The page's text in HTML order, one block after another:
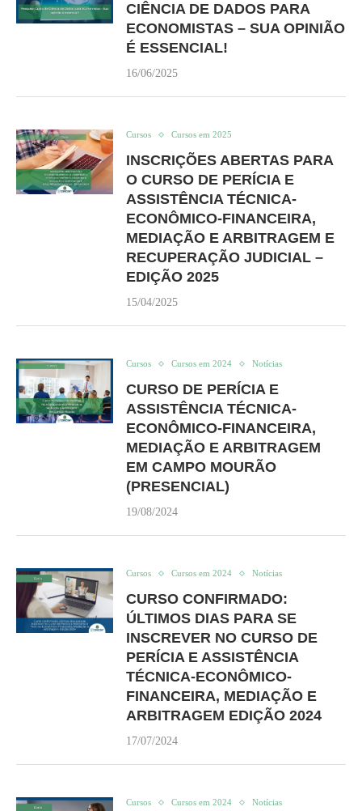
CIÊNCIA DE DADOS PARA
ECONOMISTAS – SUA OPINIÃO
É ESSENCIAL!
16/06/2025
Cursos Cursos em 2025
INSCRIÇÕES ABERTAS PARA
O CURSO DE PERÍCIA E
ASSISTÊNCIA TÉCNICA-
ECONÔMICO-FINANCEIRA,
MEDIAÇÃO E ARBITRAGEM E
RECUPERAÇÃO JUDICIAL –
EDIÇÃO 2025
15/04/2025
Cursos Cursos em 2024 Notícias
CURSO DE PERÍCIA E
ASSISTÊNCIA TÉCNICA-
ECONÔMICO-FINANCEIRA,
MEDIAÇÃO E ARBITRAGEM
EM CAMPO MOURÃO
(PRESENCIAL)
19/08/2024
Cursos Cursos em 2024 Notícias
CURSO CONFIRMADO:
ÚLTIMOS DIAS PARA SE
INSCREVER NO CURSO DE
PERÍCIA E ASSISTÊNCIA
TÉCNICA-ECONÔMICO-
FINANCEIRA, MEDIAÇÃO E
ARBITRAGEM EDIÇÃO 2024
17/07/2024
Cursos Cursos em 2024 Notícias